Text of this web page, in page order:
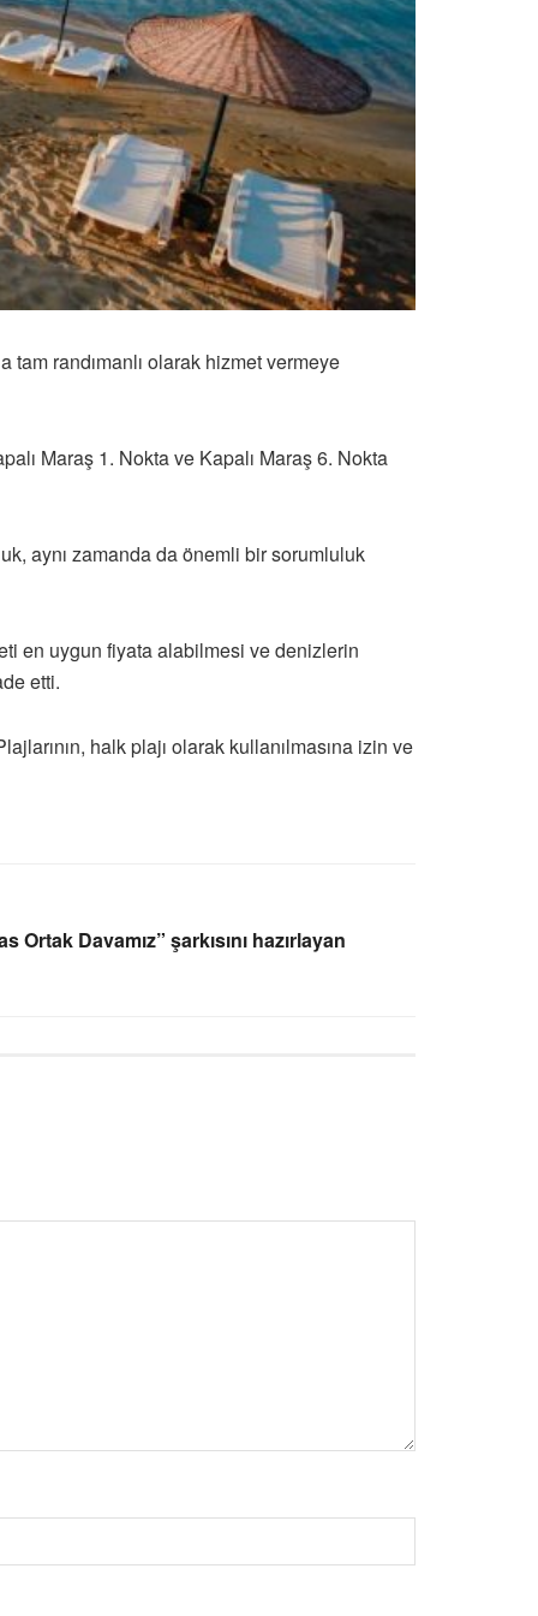
tam randımanlı olarak hizmet vermeye
Maraş 1. Nokta ve Kapalı Maraş 6. Nokta
aynı zamanda da önemli bir sorumluluk
en uygun fiyata alabilmesi ve denizlerin
etti.
halk plajı olarak kullanılmasına izin ve
Ortak Davamız” şarkısını hazırlayan